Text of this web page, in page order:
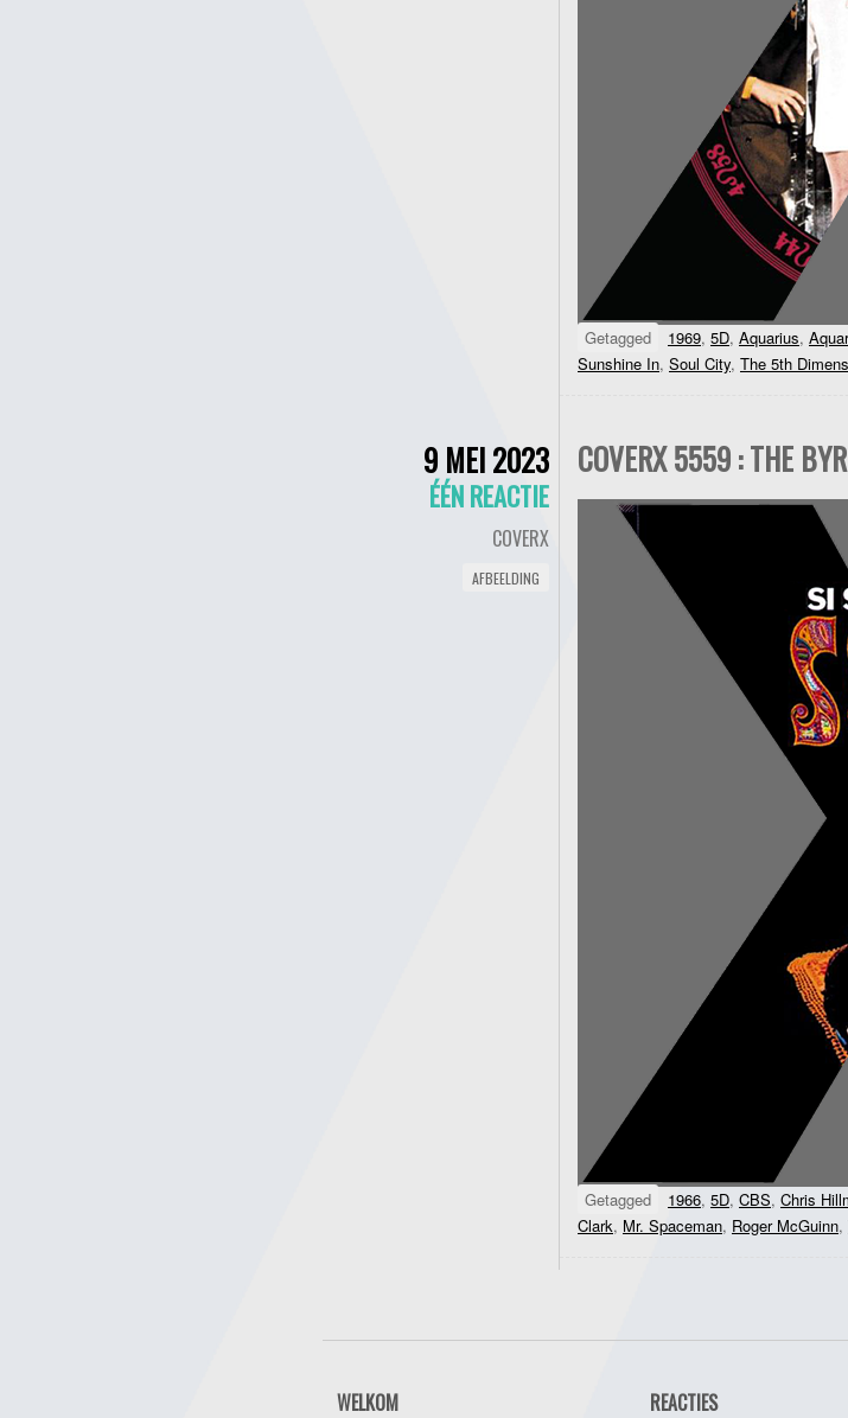
Getagged 1969, 5D, Aquarius,
Sunshine In, Soul City, The 5th
9 MEI 2023
ÉÉN REACTIE
COVERX
AFBEELDING
COVERX 5559 : THE
Getagged 1966, 5D, CBS, Chris
Clark, Mr. Spaceman, Roger McGuinn,
WELKOM REACTIES